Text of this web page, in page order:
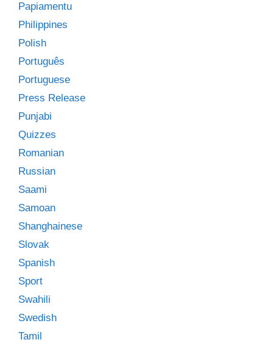
Papiamentu
Philippines
Polish
Português
Portuguese
Press Release
Punjabi
Quizzes
Romanian
Russian
Saami
Samoan
Shanghainese
Slovak
Spanish
Sport
Swahili
Swedish
Tamil